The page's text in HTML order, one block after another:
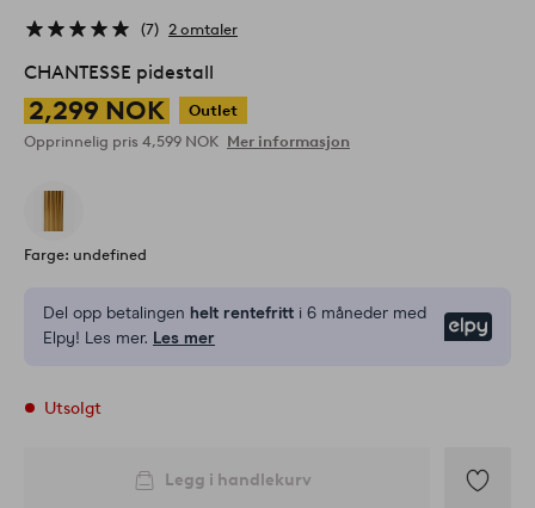
7 2 omtaler
CHANTESSE pidestall
2,299 NOK
Outlet
Opprinnelig pris 4,599 NOK Mer informasjon
Farge: undefined
Del opp betalingen helt rentefritt i 6 måneder med
Elpy! Les mer. Les mer
Utsolgt
Legg i handlekurv